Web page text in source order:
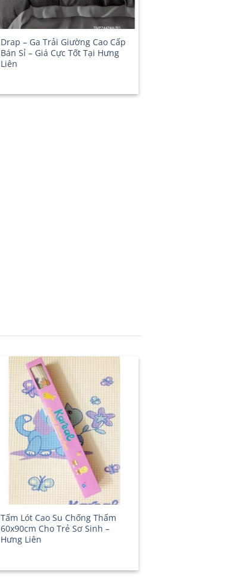
Drap – Ga Trải Giường Cao Cấp
Bán Sỉ – Giá Cực Tốt Tại Hưng
Liên
Tấm Lót Cao Su Chống Thấm
60x90cm Cho Trẻ Sơ Sinh –
Hưng Liên